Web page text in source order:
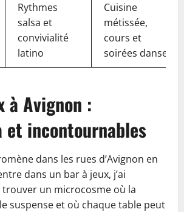
Rythmes
salsa et
convivialité
latino
Cuisine
métissée,
cours et
soirées danse
à Avignon :
et incontournables
dans les rues d’Avignon en
dans un bar à jeux, j’ai
trouver un microcosme où la
suspense et où chaque table peut